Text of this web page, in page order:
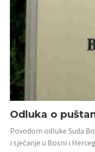
Odluka o
Povodom odluke Suda
i sjećanje u Bosni i